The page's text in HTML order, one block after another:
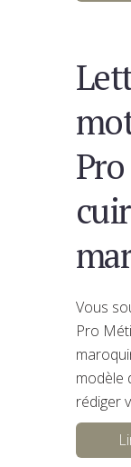
Vous
Pro
modèle
rédiger